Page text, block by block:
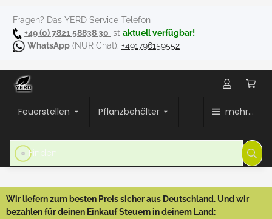
Fragen? Das YERD Service-Telefon
+49 (0) 7821 58838 30 ist aktuell verfügbar!
WhatsApp (NUR Chat): +491796159552
Feuerstellen Pflanzbehälter mehr...
Wir liefern zum besten Preis sicher aus Deutschland. Und wir
bezahlen für deinen Einkauf Steuern in deinem Land: